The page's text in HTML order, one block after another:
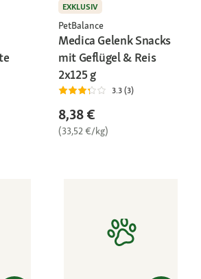
EXKLUSIV
PetBalance
Medica Gelenk Snacks
mit Geflügel & Reis
2x125 g
3.3 (3)
8,38 €
(33,52 €/kg)